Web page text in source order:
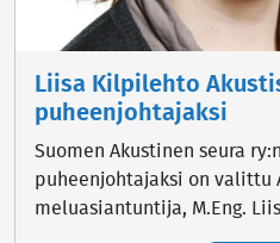
Liisa Kilpilehto
puheenjohtajaksi
Suomen Akustinen seura
puheenjohtajaksi on valittu
meluasiantuntija, M.Eng.